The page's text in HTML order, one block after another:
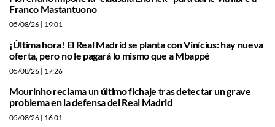
Franco Mastantuono
05/08/26 | 19:01
¡Última hora! El Real Madrid se planta con Vinícius: hay nueva
oferta, pero no le pagará lo mismo que a Mbappé
05/08/26 | 17:26
Mourinho reclama un último fichaje tras detectar un grave
problema en la defensa del Real Madrid
05/08/26 | 16:01